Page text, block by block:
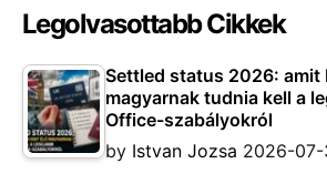
Legolvasottabb Cikkek
Settled status 2026: amit
magyarnak tudnia kell a
Office-szabályokról
by Istvan Jozsa 2026-07-